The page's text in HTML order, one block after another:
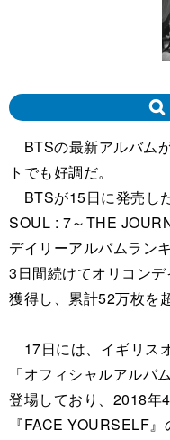
BTSの最新アルバム
トでも好調だ。
BTSが15日に発売し
SOUL : 7～THE
デイリーアルバムラン
3日間続けてオリコン
獲得し、累計52万枚を
17日には、イギリス
「オフィシャルアルバ
登場しており、2018年
『FACE YOURSELF